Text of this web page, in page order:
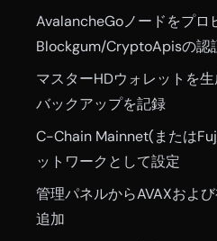
AvalancheGoノードをプロ
Blockgum/CryptoApisの認
マスターHDウォレットを
バックアップを記録
C-Chain Mainnet(または
ットワークとして設定
管理パネルからAVAXおよ
追加